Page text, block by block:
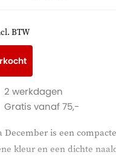
December is een
kleur en een dichte
BTW
2 werkdagen
Gratis vanaf 75,-